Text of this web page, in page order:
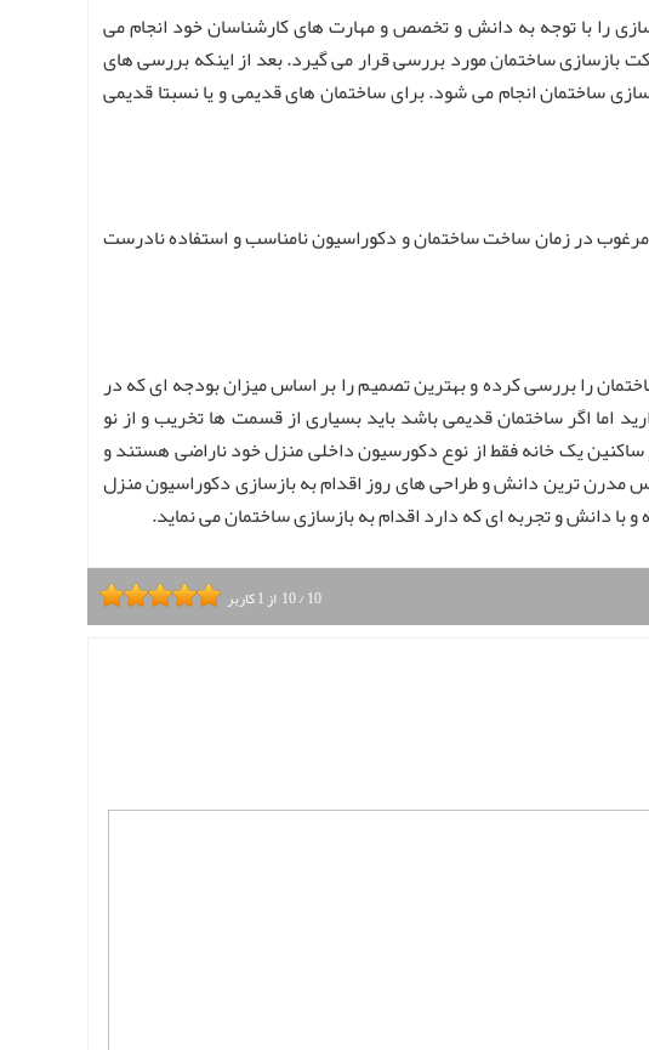
را با توجه به دانش و تخصص و مهارت های کارشناسان خود انجام می
بازسازی ساختمان مورد بررسی قرار می گیرد. بعد از اینکه بررسی های
ساختمان انجام می شود. برای ساختمان های قدیمی و یا نسبتا قدیمی
در زمان ساخت ساختمان و دکوراسیون نامناسب و استفاده نادرست
را بررسی کرده و بهترین تصمیم را بر اساس میزان بودجه ای که در
اما اگر ساختمان قدیمی باشد باید بسیاری از قسمت ها تخریب و از نو
یک خانه فقط از نوع دکورسیون داخلی منزل خود ناراضی هستند و
مدرن ترین دانش و طراحی های روز اقدام به بازسازی دکوراسیون منزل
دانش و تجربه ای که دارد اقدام به بازسازی ساختمان می نماید.
10/10 از1کاربر